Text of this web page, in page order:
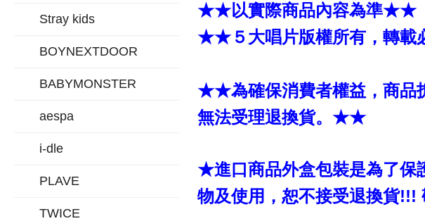
Stray kids
BOYNEXTDOOR
BABYMONSTER
aespa
i-dle
PLAVE
TWICE
★★以實際商品內容為準★★
★★５大唱片版權所有，轉
★★為確保消費者權益，商品
無法受理退換貨。★★
★進口商品外盒包裝是為了保
物及使用，恕不接受退換貨